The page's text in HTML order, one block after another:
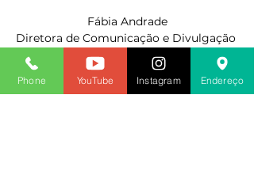
Fábia Andrade
Diretora de Comunicação e Divulgação
do SINDACS PE
CNPJ 04.428.218/0001-00
Phone YouTube Instagram Endereço